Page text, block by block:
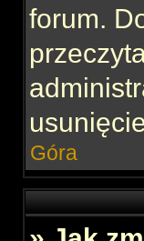
forum.
Góra